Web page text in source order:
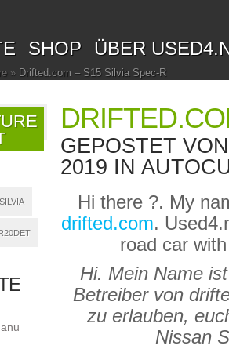
SHOP ÜBER
» Drifted.com – S15 Silvia Spec-R
GEPOSTET
2019 IN
Hi there ?. My
drifted.com.
road car
Hi. Mein Name
Betreiber von
zu erlauben,
Nissan